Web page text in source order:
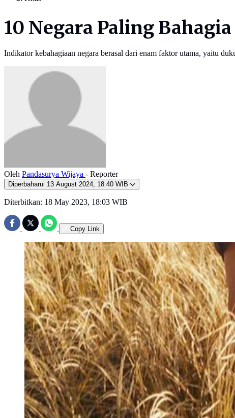
10 Negara Paling
Indikator kebahagiaan negara berasal dari enam faktor utama, yaitu
Oleh Pandasurya Wijaya - Reporter
Diperbaharui 13 August 2024, 18:40 WIB
Diterbitkan: 18 May 2023, 18:03 WIB
Copy Link